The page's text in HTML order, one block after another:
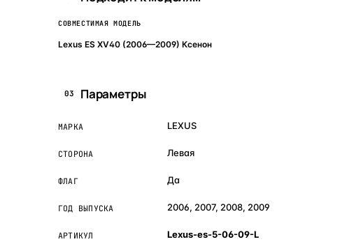
СОВМЕСТИМАЯ МОДЕЛЬ
Lexus ES XV40 (2006—2009) Ксенон
03 Параметры
МАРКА LEXUS
СТОРОНА Левая
ФЛАГ Да
ГОД ВЫПУСКА 2006, 2007, 2008, 2009
АРТИКУЛ Lexus-es-5-06-09-L